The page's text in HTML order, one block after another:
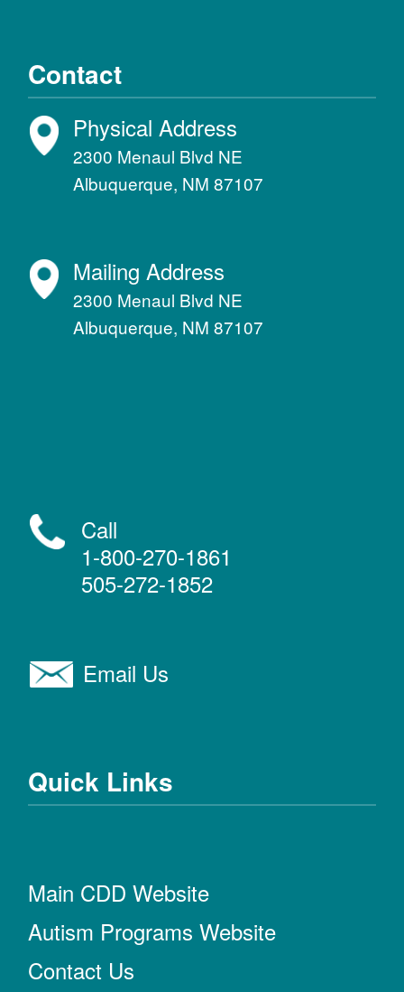
Contact
Physical Address
2300 Menaul Blvd NE
Albuquerque, NM 87107
Mailing Address
2300 Menaul Blvd NE
Albuquerque, NM 87107
Call
1-800-270-1861
505-272-1852
Email Us
Quick Links
Main CDD Website
Autism Programs Website
Contact Us